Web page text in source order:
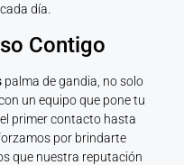
día.
Contigo
palma de gandia, no solo
un equipo que pone tu
primer contacto hasta
por brindarte
que nuestra reputación